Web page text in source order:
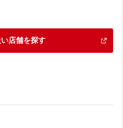
店舗を探す